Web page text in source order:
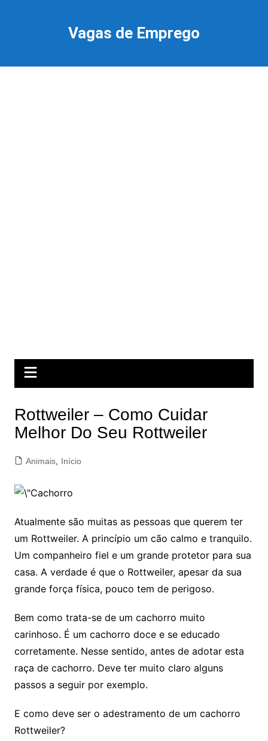
Vagas de Emprego
Rottweiler – Como Cuidar
Melhor Do Seu Rottweiler
Animais, Início
Atualmente são muitas as pessoas que querem ter
um Rottweiler. A princípio um cão calmo e tranquilo.
Um companheiro fiel e um grande protetor para sua
casa. A verdade é que o Rottweiler, apesar da sua
grande força física, pouco tem de perigoso.
Bem como trata-se de um cachorro muito
carinhoso. É um cachorro doce e se educado
corretamente. Nesse sentido, antes de adotar esta
raça de cachorro. Deve ter muito claro alguns
passos a seguir por exemplo.
E como deve ser o adestramento de um cachorro
Rottweiler?